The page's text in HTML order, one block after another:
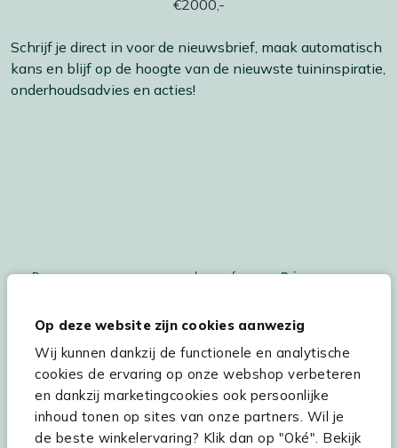
Op deze website zijn cookies aanwezig
Wij kunnen dankzij de functionele en analytische
cookies de ervaring op onze webshop verbeteren
en dankzij marketingcookies ook persoonlijke
inhoud tonen op sites van onze partners. Wil je
de beste winkelervaring? Klik dan op "Oké". Bekijk
Schrijf je direct in voor de nieuwsbrief, maak automatisch
kans en blijf op de hoogte van de nieuwste tuininspiratie,
onderhoudsadvies en acties!
De persoonsgegegevens worden conform onsPrivacy
Hulp & service
Assortiment